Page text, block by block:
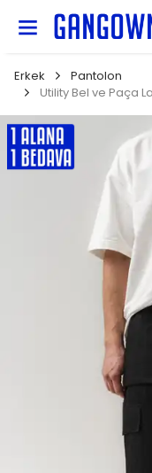
Erkek
Pantolon
Utility Bel ve Paça